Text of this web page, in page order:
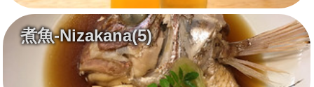
煮魚-Nizakana(5)